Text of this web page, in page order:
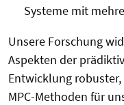
Systeme mit
Unsere Forschung
Aspekten der
Entwicklung
MPC-Methoden für